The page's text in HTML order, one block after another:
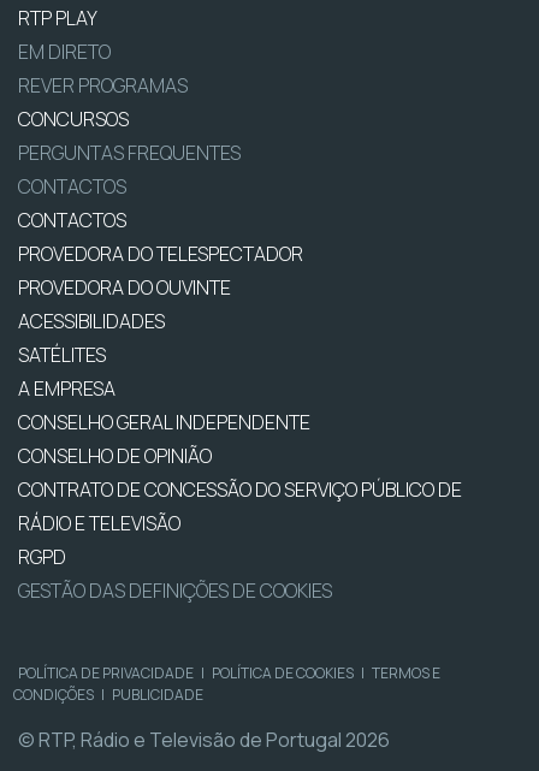
RTP PLAY
EM DIRETO
REVER PROGRAMAS
CONCURSOS
PERGUNTAS FREQUENTES
CONTACTOS
CONTACTOS
PROVEDORA DO TELESPECTADOR
PROVEDORA DO OUVINTE
ACESSIBILIDADES
SATÉLITES
A EMPRESA
CONSELHO GERAL INDEPENDENTE
CONSELHO DE OPINIÃO
CONTRATO DE CONCESSÃO DO SERVIÇO PÚBLICO DE
RÁDIO E TELEVISÃO
RGPD
GESTÃO DAS DEFINIÇÕES DE COOKIES
POLÍTICA DE PRIVACIDADE | POLÍTICA DE COOKIES | TERMOS E
CONDIÇÕES | PUBLICIDADE
© RTP, Rádio e Televisão de Portugal 2026